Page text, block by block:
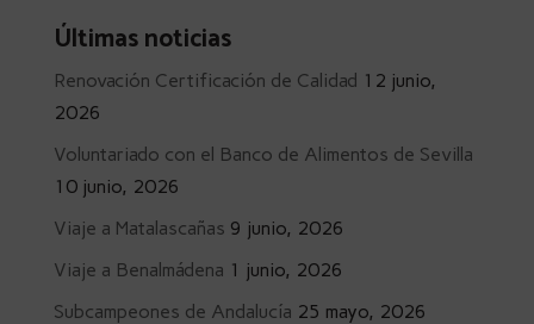
Últimas noticias
Renovación Certificación de Calidad 12 junio,
2026
Voluntariado con el Banco de Alimentos de Sevilla
10 junio, 2026
Viaje a Matalascañas 9 junio, 2026
Viaje a Benalmádena 1 junio, 2026
Subcampeones de Andalucía 25 mayo, 2026